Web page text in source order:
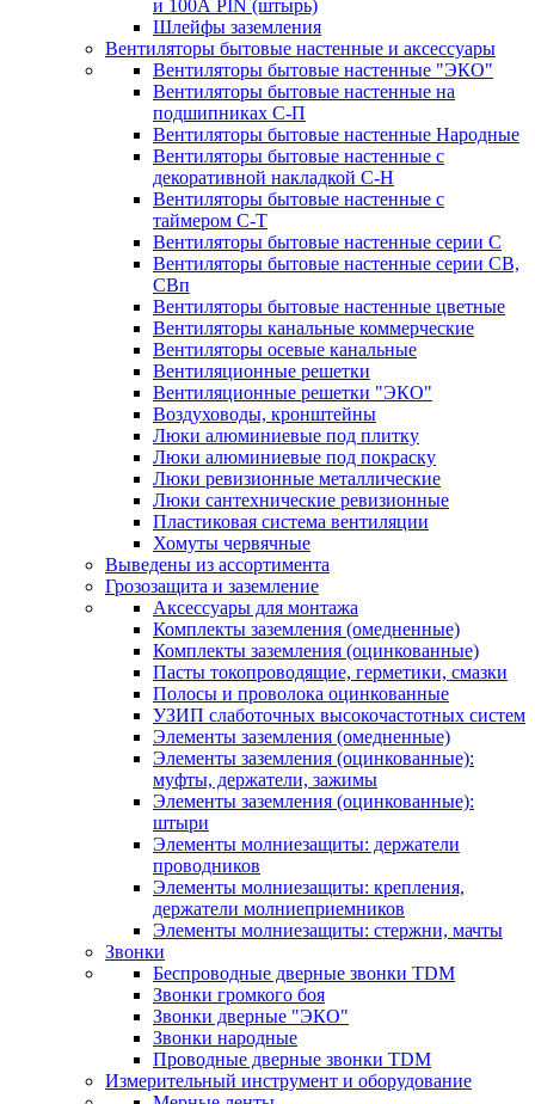
и 100А PIN (штырь)
Шлейфы заземления
Вентиляторы бытовые настенные и аксессуары
Вентиляторы бытовые настенные "ЭКО"
Вентиляторы бытовые настенные на
подшипниках С-П
Вентиляторы бытовые настенные Народные
Вентиляторы бытовые настенные с
декоративной накладкой С-Н
Вентиляторы бытовые настенные с
таймером С-Т
Вентиляторы бытовые настенные серии С
Вентиляторы бытовые настенные серии СВ,
СВп
Вентиляторы бытовые настенные цветные
Вентиляторы канальные коммерческие
Вентиляторы осевые канальные
Вентиляционные решетки
Вентиляционные решетки "ЭКО"
Воздуховоды, кронштейны
Люки алюминиевые под плитку
Люки алюминиевые под покраску
Люки ревизионные металлические
Люки сантехнические ревизионные
Пластиковая система вентиляции
Хомуты червячные
Выведены из ассортимента
Грозозащита и заземление
Аксессуары для монтажа
Комплекты заземления (омедненные)
Комплекты заземления (оцинкованные)
Пасты токопроводящие, герметики, смазки
Полосы и проволока оцинкованные
УЗИП слаботочных высокочастотных систем
Элементы заземления (омедненные)
Элементы заземления (оцинкованные):
муфты, держатели, зажимы
Элементы заземления (оцинкованные):
штыри
Элементы молниезащиты: держатели
проводников
Элементы молниезащиты: крепления,
держатели молниеприемников
Элементы молниезащиты: стержни, мачты
Звонки
Беспроводные дверные звонки TDM
Звонки громкого боя
Звонки дверные "ЭКО"
Звонки народные
Проводные дверные звонки TDM
Измерительный инструмент и оборудование